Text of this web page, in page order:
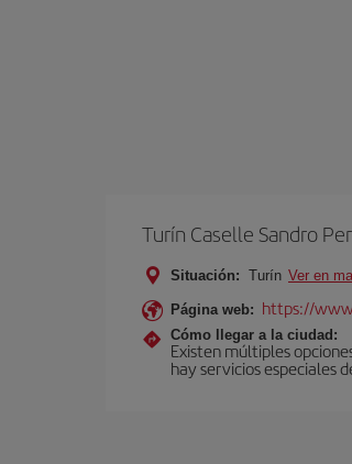
Turín Caselle Sandro
Situación: Turín Ver en
Página web: https://
Cómo llegar a la ciudad:
Existen múltiples
hay servicios especiales